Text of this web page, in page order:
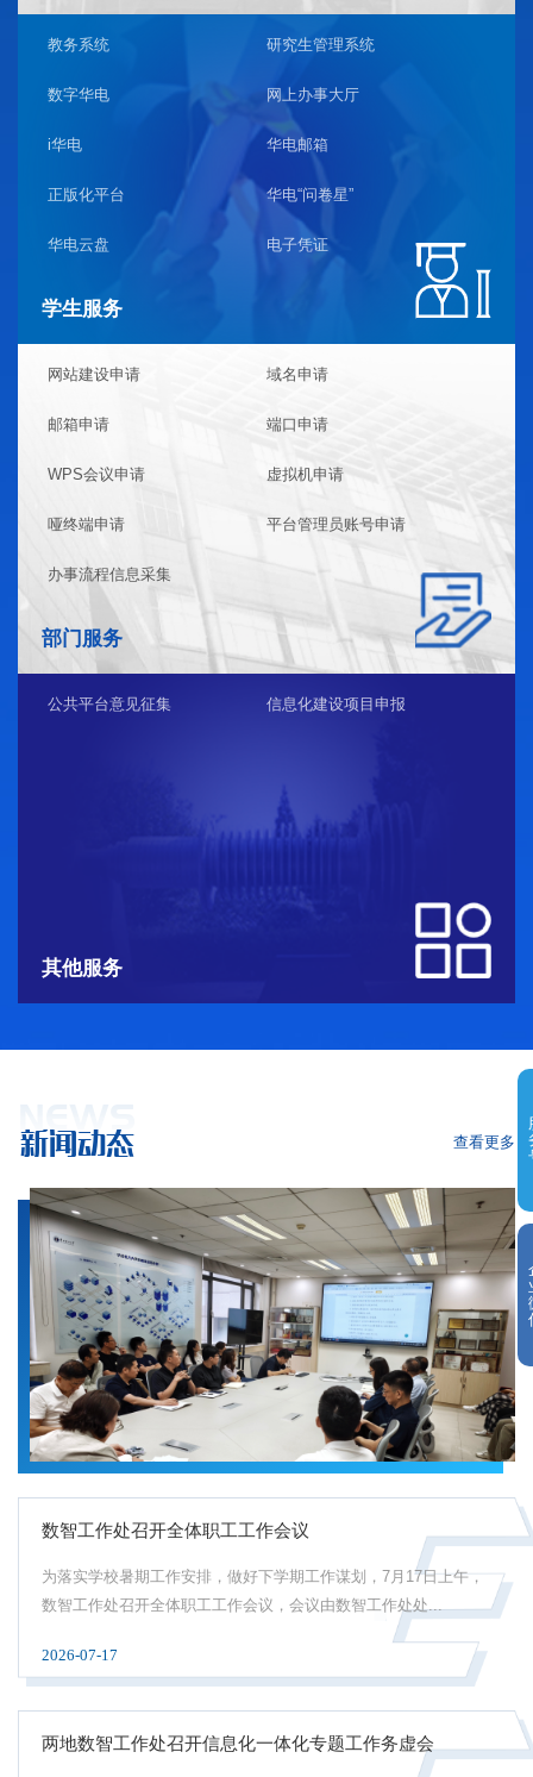
教务系统 研究生管理系统
数字华电 网上办事大厅
i华电 华电邮箱
正版化平台 华电“问卷星”
华电云盘 电子凭证
学生服务
网站建设申请 域名申请
邮箱申请 端口申请
WPS会议申请 虚拟机申请
哑终端申请 平台管理员账号申请
办事流程信息采集
部门服务
公共平台意见征集 信息化建设项目申报
其他服务
新闻动态 查看更多
数智工作处召开全体职工工作会议
为落实学校暑期工作安排，做好下学期工作谋划，7月17日上午，
数智工作处召开全体职工工作会议，会议由数智工作处处...
2026-07-17
两地数智工作处召开信息化一体化专题工作务虚会